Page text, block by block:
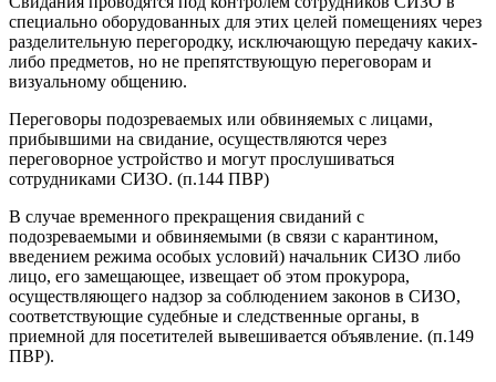
специально оборудованных для этих целей помещениях через
разделительную перегородку, исключающую передачу каких-
либо предметов, но не препятствующую переговорам и
визуальному общению.
Переговоры подозреваемых или обвиняемых с лицами,
прибывшими на свидание, осуществляются через
переговорное устройство и могут прослушиваться
сотрудниками СИЗО. (п.144 ПВР)
В случае временного прекращения свиданий с
подозреваемыми и обвиняемыми (в связи с карантином,
введением режима особых условий) начальник СИЗО либо
лицо, его замещающее, извещает об этом прокурора,
осуществляющего надзор за соблюдением законов в СИЗО,
соответствующие судебные и следственные органы, в
приемной для посетителей вывешивается объявление. (п.149
ПВР).